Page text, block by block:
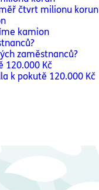
čtvrt milionu korun
kamion
zaměstnanců?
120.000 Kč
k pokutě 120.000 Kč